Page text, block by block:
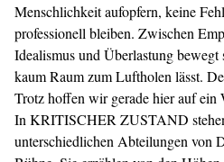
Menschlichkeit aufopfern, keine
professionell bleiben. Zwischen
Idealismus und Überlastung
kaum Raum zum Luftholen lässt.
Trotz hoffen wir gerade hier auf ein
In KRITISCHER ZUSTAND
unterschiedlichen Abteilungen von